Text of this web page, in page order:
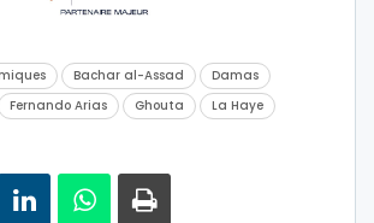
Bachar al-Assad
Damas
Fernando Arias Ghouta
La Haye